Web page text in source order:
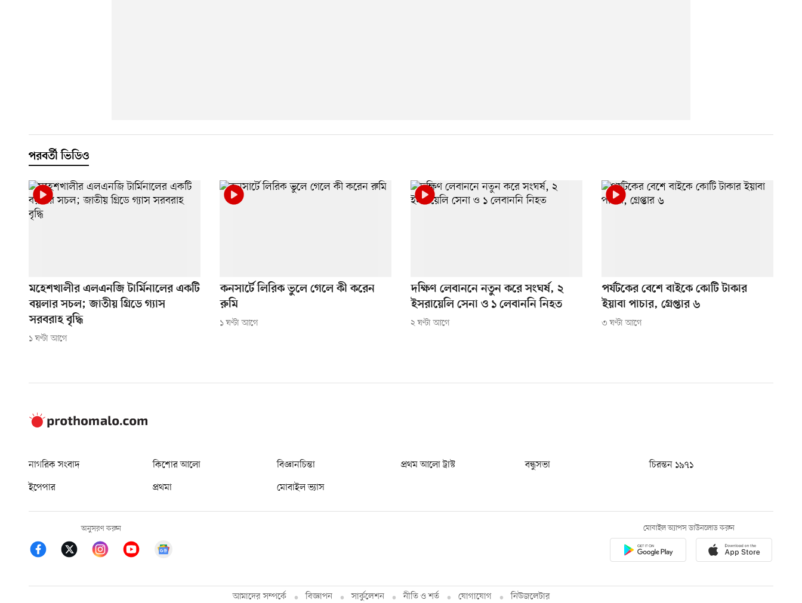
পরবর্তী ভিডিও
মহেশখালীর এলএনজি টার্মিনালের একটি
বয়লার সচল; জাতীয় গ্রিডে গ্যাস
সরবরাহ বৃদ্ধি
১ ঘণ্টা আগে
কনসার্টে লিরিক ভুলে গেলে কী করেন
রুমি
১ ঘণ্টা আগে
দক্ষিণ লেবাননে নতুন করে সংঘর্ষ, ২
ইসরায়েলি সেনা ও ১ লেবাননি নিহত
২ ঘণ্টা আগে
পর্যটকের বেশে বাইকে কোটি টাকার
ইয়াবা পাচার, গ্রেপ্তার ৬
৩ ঘণ্টা আগে
নাগরিক সংবাদ কিশোর আলো বিজ্ঞানচিন্তা প্রথম আলো ট্রাস্ট বন্ধুসভা
চিরন্তন ১৯৭১
ইপেপার
প্রথমা মোবাইল ভ্যাস
অনুসরণ করুন মোবাইল অ্যাপস ডাউনলোড করুন
আমাদের সম্পর্কে বিজ্ঞাপন সার্কুলেশন নীতি ও শর্ত যোগাযোগ নিউজলেটার